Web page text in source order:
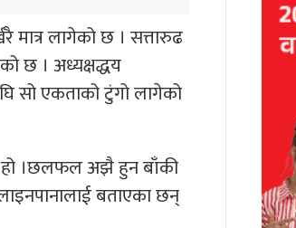
मात्र लागेको छ । सत्तारुढ
छ । अध्यक्षद्धय
सो एकताको टुंगो लागेको
हो ।छलफल अझै हुन बाँकी
बताएका छन्